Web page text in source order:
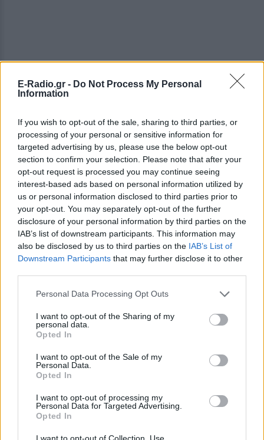
E-Radio.gr - Do Not Process My Personal
Information
If you wish to opt-out of the sale, sharing to third parties, or
processing of your personal or sensitive information for
targeted advertising by us, please use the below opt-out
section to confirm your selection. Please note that after your
opt-out request is processed you may continue seeing
interest-based ads based on personal information utilized by
us or personal information disclosed to third parties prior to
your opt-out. You may separately opt-out of the further
disclosure of your personal information by third parties on the
IAB’s list of downstream participants. This information may
also be disclosed by us to third parties on the IAB’s List of
Downstream Participants that may further disclose it to other
Personal Data Processing Opt Outs
I want to opt-out of the Sharing of my
personal data.
Opted In
I want to opt-out of the Sale of my
Personal Data.
Opted In
I want to opt-out of processing my
Personal Data for Targeted Advertising.
Opted In
I want to opt-out of Collection, Use,
Paula Badosa gave a very emotional on-
court interview after beating Coco Gauff in
Berlin
“Oh my god.” 🥹
“You can see I’m very emotional. It’s been
very tough. One year ago here I got injured.
Since then I couldn’t play, like, constantly. I
pic.twitter.com/aChCtlEZDO
June 17, 2026